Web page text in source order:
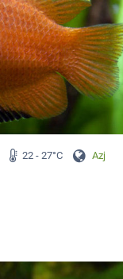
22 - 27°C Azja